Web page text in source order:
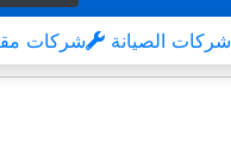
شركات شركات الصيانة